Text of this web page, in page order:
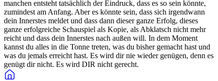
manchen entsteht tatsächlich der Eindruck, dass es so sein könnte,
zumindest am Anfang. Aber es könnte sein, dass sich irgendwann
dein Innerstes meldet und dass dann dieser ganze Erfolg, dieses
ganze erfolgreiche Schauspiel als Kopie, als Abklatsch nicht mehr
reicht und dass dein Innerstes nach außen will. In dem Moment
kannst du alles in die Tonne treten, was du bisher gemacht hast und
was du jemals erreicht hast. Es wird dir nie wieder genügen, denn es
genügt dir nicht. Es wird DIR nicht gerecht.